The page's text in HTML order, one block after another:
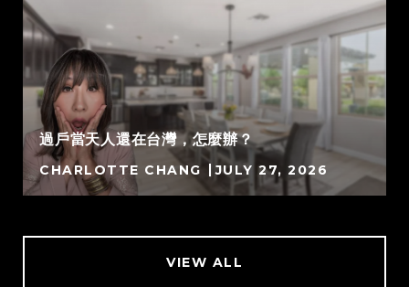
過戶當天人還在台灣，怎麼辦？
CHARLOTTE CHANG JULY 27, 2026
VIEW ALL